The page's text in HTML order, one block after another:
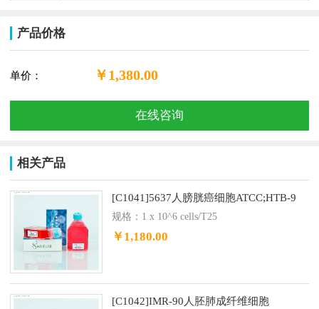
产品价格
单价： ￥1,380.00
在线咨询
相关产品
[C1041]5637人膀胱癌细胞ATCC;HTB-9
规格：1 x 10^6 cells/T25
￥1,180.00
[C1042]IMR-90人胚肺成纤维细胞